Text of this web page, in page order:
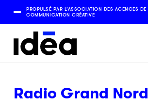
PROPULSÉ PAR L’ASSOCIATION DES AGENCES DE
COMMUNICATION CRÉATIVE
Radio Grand Nord